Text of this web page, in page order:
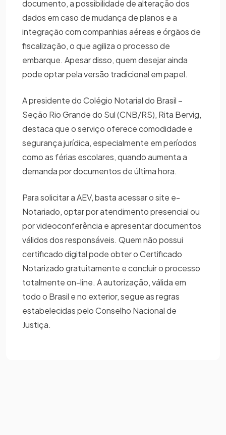
documento, a possibilidade de alteração dos
dados em caso de mudança de planos e a
integração com companhias aéreas e órgãos de
fiscalização, o que agiliza o processo de
embarque. Apesar disso, quem desejar ainda
pode optar pela versão tradicional em papel.
A presidente do Colégio Notarial do Brasil –
Seção Rio Grande do Sul (CNB/RS), Rita Bervig,
destaca que o serviço oferece comodidade e
segurança jurídica, especialmente em períodos
como as férias escolares, quando aumenta a
demanda por documentos de última hora.
Para solicitar a AEV, basta acessar o site e-
Notariado, optar por atendimento presencial ou
por videoconferência e apresentar documentos
válidos dos responsáveis. Quem não possui
certificado digital pode obter o Certificado
Notarizado gratuitamente e concluir o processo
totalmente on-line. A autorização, válida em
todo o Brasil e no exterior, segue as regras
estabelecidas pelo Conselho Nacional de
Justiça.